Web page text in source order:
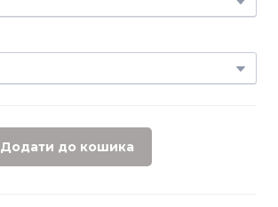
Додати до кошика